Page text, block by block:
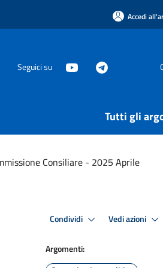
Accedi
Seguici su
Tutti gli
Consiliare - 2025 Aprile
Condividi Vedi azioni
Argomenti: